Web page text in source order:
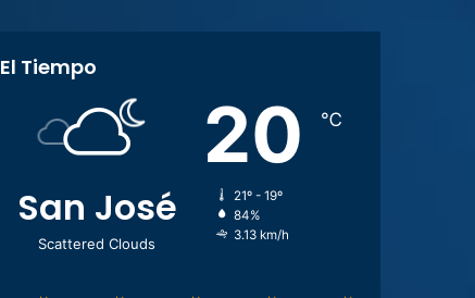
El Tiempo
San José
Scattered Clouds
20 ℃
21º - 19º
84%
3.13 km/h